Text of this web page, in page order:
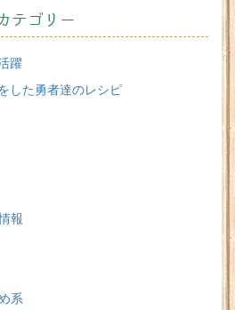
学中のヘアサロン問題
ラートを食べる？
才芸術家 その傑作を見に行こう！
「ごった煮」 リヴォルノの
）
テゴリー
躍
した勇者達のレシピ
報
系